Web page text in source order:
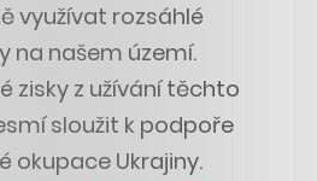
využívat rozsáhlé
na našem území.
zisky z užívání těchto
sloužit k podpoře
okupace Ukrajiny.